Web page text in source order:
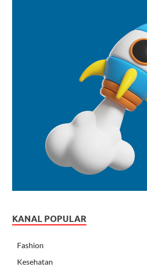
KANAL POPULAR
Fashion
Kesehatan